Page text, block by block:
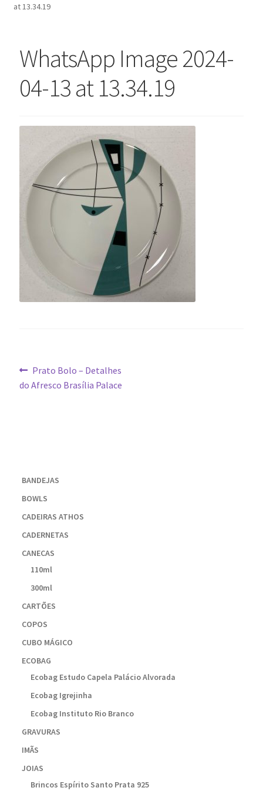
Minha conta
Serviço ao Consumidor
at 13.34.19
WhatsApp Image 2024-
04-13 at 13.34.19
Navegação
de
Post
anterior:
Prato Bolo – Detalhes
do Afresco Brasília Palace
BANDEJAS
BOWLS
CADEIRAS ATHOS
CADERNETAS
CANECAS
110ml
300ml
CARTÕES
COPOS
CUBO MÁGICO
ECOBAG
Ecobag Estudo Capela Palácio Alvorada
Ecobag Igrejinha
Ecobag Instituto Rio Branco
GRAVURAS
IMÃS
JOIAS
Brincos Espírito Santo Prata 925